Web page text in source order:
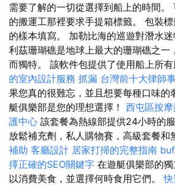
需要了解的一切從選擇到船上的時間。
的搬運工那裡要求手提箱標籤。 包裝
的樣本填寫。 加勒比海的巡遊對潛水
利茲珊瑚礁是地球上最大的珊瑚礁之一
而獨特。 該軟件包提供了使用船上所有
的室內設計服務 抓漏 台灣前十大律師
果您真的很難忘，並且想要每種口味的
艇俱樂部是您的理想選擇！ 西屯區按
護中心 該套餐為熱線部提供24小時的
放鬆補充劑，私人購物賽，高級套餐和
補助 客廳設計 居家打掃的完整指南
擇正確的SEO關鍵字 在遊艇俱樂部的
以消費美食，並選擇何時食用它們。